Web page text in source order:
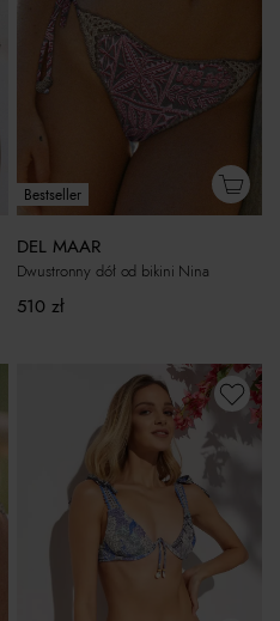
Bestseller
DEL MAAR
Dwustronny dół od bikini Nina
510 zł